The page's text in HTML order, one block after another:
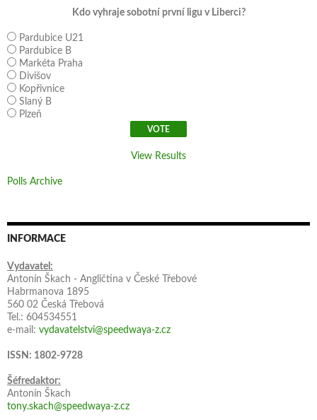
Kdo vyhraje sobotní první ligu v Liberci?
Pardubice U21
Pardubice B
Markéta Praha
Divišov
Kopřivnice
Slaný B
Plzeň
View Results
Polls Archive
INFORMACE
Vydavatel:
Antonín Škach - Angličtina v České Třebové
Habrmanova 1895
560 02 Česká Třebová
Tel.: 604534551
e-mail: vydavatelstvi@speedwaya-z.cz
ISSN: 1802-9728
Šéfredaktor:
Antonín Škach
tony.skach@speedwaya-z.cz